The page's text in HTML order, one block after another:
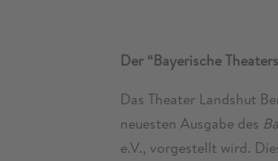
Der “Bayerische
Das Theater Landshut
neuesten Ausgabe des
e.V., vorgestellt wird.